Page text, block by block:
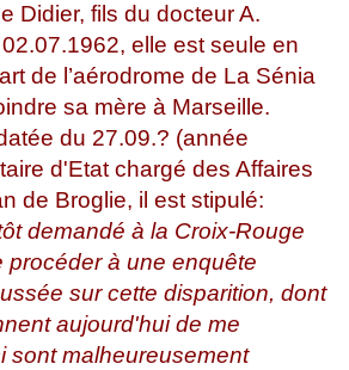
Didier, fils du docteur A.
elle est seule en
de l’aérodrome de La Sénia
sa mère à Marseille.
du 27.09.? (année
d'Etat chargé des Affaires
de Broglie, il est stipulé:
demandé à la Croix-Rouge
procéder à une enquête
sur cette disparition, dont
aujourd'hui de me
sont malheureusement